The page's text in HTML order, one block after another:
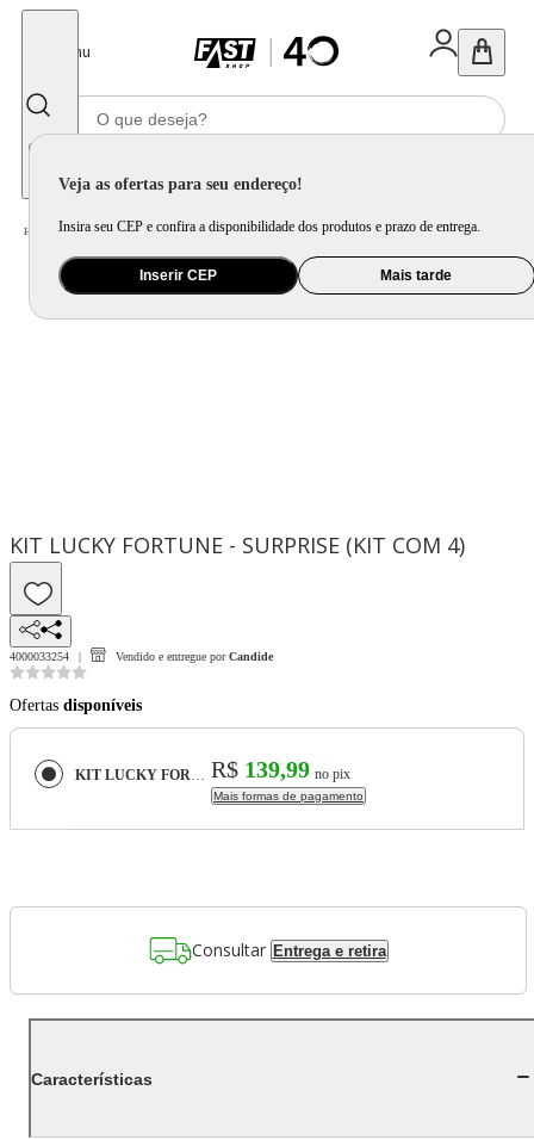
Menu
Veja as ofertas para seu endereço!
Insira seu CEP e confira a disponibilidade dos produtos e prazo de entrega.
Inserir CEP Mais tarde
Home Brinquedo e Colecionável / Brinquedo Educativo, Arte e Criatividade
KIT LUCKY FORTUNE - SURPRISE (KIT COM 4)
4000033254 Vendido e entregue por Candide
Ofertas disponíveis
KIT LUCKY FORTUNE - SURPRISE (KIT COM 4) R$ 139,99 no pix
Mais formas de pagamento
Consultar Entrega e retira
Características